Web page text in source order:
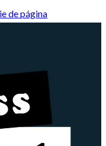
de página